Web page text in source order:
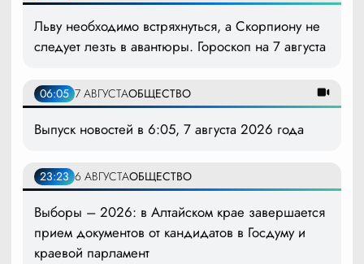
Льву необходимо встряхнуться, а Скорпиону не
следует лезть в авантюры. Гороскоп на 7 августа
06:05 7 АВГУСТАОБЩЕСТВО
Выпуск новостей в 6:05, 7 августа 2026 года
23:23 6 АВГУСТАОБЩЕСТВО
Выборы – 2026: в Алтайском крае завершается
прием документов от кандидатов в Госдуму и
краевой парламент